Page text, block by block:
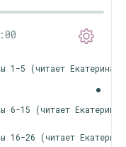
1-5 (читает Екатерина
6-15 (читает Екатерина
16-26 (читает